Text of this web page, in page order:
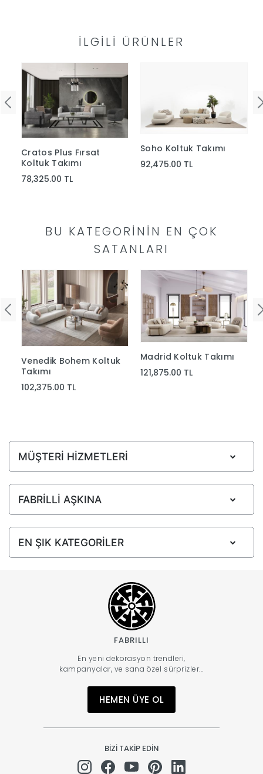
İLGILI ÜRÜNLER
Cratos Plus Fırsat
Koltuk Takımı
78,325.00 TL
Soho Koltuk Takımı
92,475.00 TL
BU KATEGORININ EN ÇOK
SATANLARI
Venedik Bohem Koltuk
Takımı
102,375.00 TL
Madrid Koltuk Takımı
121,875.00 TL
MÜŞTERİ HİZMETLERİ
FABRİLLİ AŞKINA
EN ŞIK KATEGORİLER
FABRILLI
En yeni dekorasyon trendleri,
kampanyalar, ve sana özel sürprizler...
HEMEN ÜYE OL
BİZİ TAKİP EDİN